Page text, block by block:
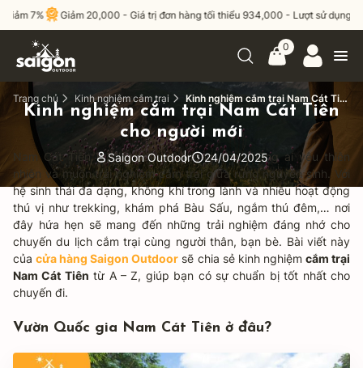
7% Giảm 20,000 - Giá trị đơn hàng tối thiểu 934,000 - Lượt sử dụng tối
0
Trang chủ Kinh nghiệm cắm trại Kinh nghiệm cắm trại Nam Cát Tiên cho người mới
Kinh nghiệm cắm trại Nam Cát Tiên
cho người mới
Saigon Outdoor 24/04/2025
Nam Cát Tiên là điểm đến lý tưởng cho những ai yêu thiên
nhiên và muốn trải nghiệm cắm trại giữa rừng nguyên sinh. Với
hệ sinh thái đa dạng, không khí trong lành và nhiều hoạt động
thú vị như trekking, khám phá Bàu Sấu, ngắm thú đêm,… nơi
đây hứa hẹn sẽ mang đến những trải nghiệm đáng nhớ cho
chuyến du lịch cắm trại cùng người thân, bạn bè. Bài viết này
củacửa hàng Saigon Outdoor sẽ chia sẻ kinh nghiệm cắm trại
Nam Cát Tiên từ A – Z, giúp bạn có sự chuẩn bị tốt nhất cho
chuyến đi.
Vườn Quốc gia Nam Cát Tiên ở đâu?